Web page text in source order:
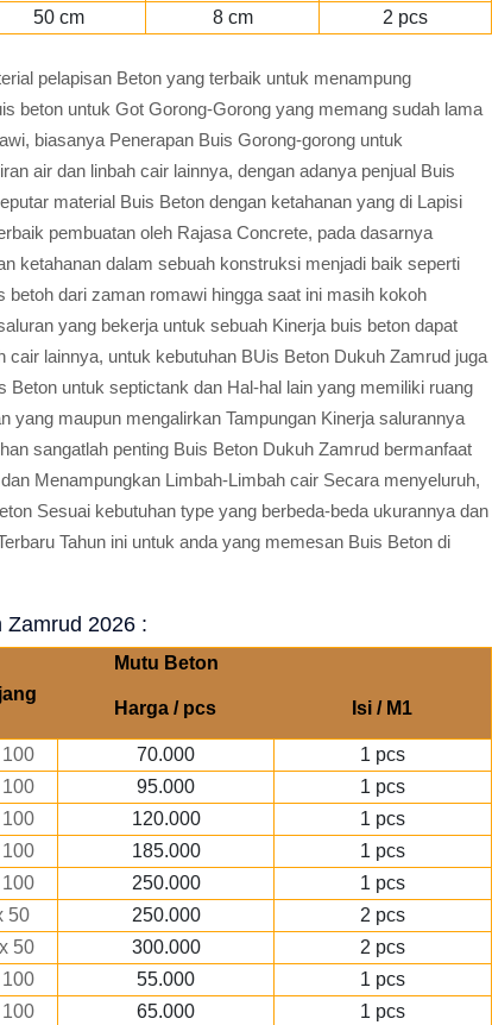
50 cm 8 cm 2 pcs
pelapisan Beton yang terbaik untuk menampung
beton untuk Got Gorong-Gorong yang memang sudah lama
biasanya Penerapan Buis Gorong-gorong untuk
air dan linbah cair lainnya, dengan adanya penjual Buis
material Buis Beton dengan ketahanan yang di Lapisi
pembuatan oleh Rajasa Concrete, pada dasarnya
ketahanan dalam sebuah konstruksi menjadi baik seperti
dari zaman romawi hingga saat ini masih kokoh
yang bekerja untuk sebuah Kinerja buis beton dapat
cair lainnya, untuk kebutuhan BUis Beton Dukuh Zamrud juga
untuk septictank dan Hal-hal lain yang memiliki ruang
yang maupun mengalirkan Tampungan Kinerja salurannya
sangatlah penting Buis Beton Dukuh Zamrud bermanfaat
Menampungkan Limbah-Limbah cair Secara menyeluruh,
Sesuai kebutuhan type yang berbeda-beda ukurannya dan
Tahun ini untuk anda yang memesan Buis Beton di
Zamrud 2026 :
Mutu Beton
Harga / pcs Isi / M1
70.000
1 pcs
95.000
1 pcs
120.000
1 pcs
185.000
1 pcs
250.000
1 pcs
50
250.000
2 pcs
50
300.000
2 pcs
55.000
1 pcs
65.000
1 pcs